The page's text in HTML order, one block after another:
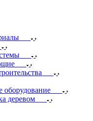
оборудование
деревом